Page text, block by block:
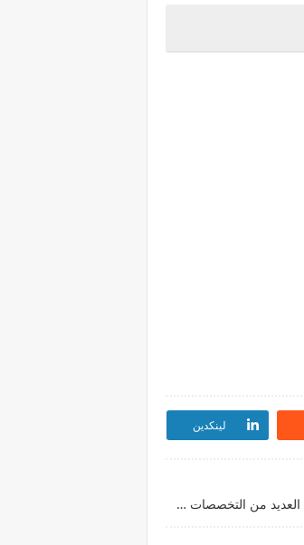
لينكدين
وظائف في شركة سناب شات في العديد من التخصصات للجنسيين للوافدين والمقيمين في الامارات